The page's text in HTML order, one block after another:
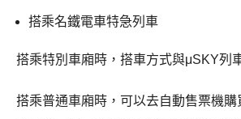
搭乘名鐵電車特急列車
搭乘特別車廂時，搭車方式與μSKY列
搭乘普通車廂時，可以去自動售票機